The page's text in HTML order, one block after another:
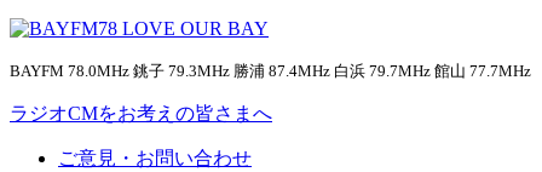
BAYFM 78.0MHz 銚子 79.3MHz 勝浦 87.4MHz 白浜 79.7MHz 館山 77.7MHz
ラジオCMをお考えの皆さまへ
ご意見・お問い合わせ